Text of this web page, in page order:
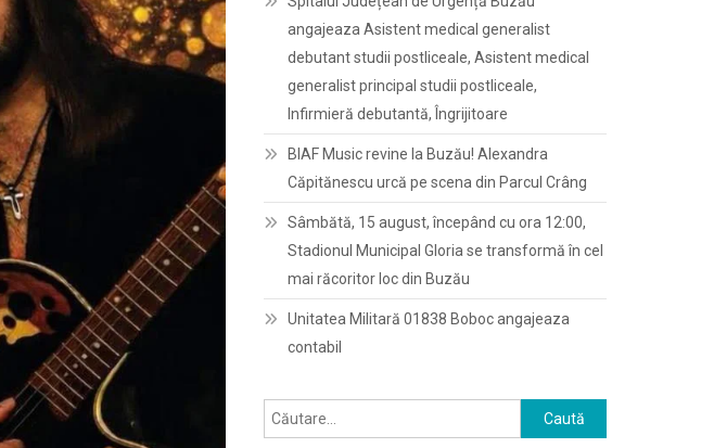
angajeaza Asistent medical generalist
debutant studii postliceale, Asistent medical
generalist principal studii postliceale,
Infirmieră debutantă, Îngrijitoare
BIAF Music revine la Buzău! Alexandra
Căpitănescu urcă pe scena din Parcul Crâng
Sâmbătă, 15 august, începând cu ora 12:00,
Stadionul Municipal Gloria se transformă în cel
mai răcoritor loc din Buzău
Unitatea Militară 01838 Boboc angajeaza
contabil
Caută
după: